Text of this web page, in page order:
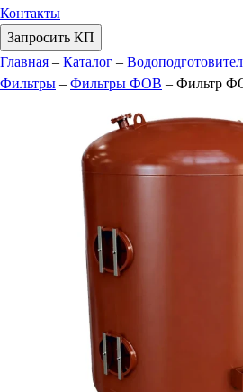
Контакты
Запросить КП
Главная – Каталог –
Фильтры – Фильтры ФОВ – Фильтр